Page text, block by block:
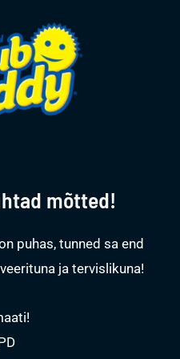
mõtted!
puhas, tunned sa end
ja tervislikuna!